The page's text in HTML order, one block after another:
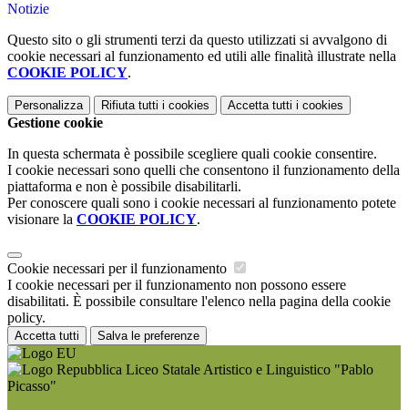
Notizie
Questo sito o gli strumenti terzi da questo utilizzati si avvalgono di
cookie necessari al funzionamento ed utili alle finalità illustrate nella
COOKIE POLICY.
Personalizza Rifiuta tutti i cookies Accetta tutti i cookies
Gestione cookie
In questa schermata è possibile scegliere quali cookie consentire.
I cookie necessari sono quelli che consentono il funzionamento della
piattaforma e non è possibile disabilitarli.
Per conoscere quali sono i cookie necessari al funzionamento potete
visionare la COOKIE POLICY.
Cookie necessari per il funzionamento
I cookie necessari per il funzionamento non possono essere
disabilitati. È possibile consultare l'elenco nella pagina della cookie
policy.
Accetta tutti Salva le preferenze
Liceo Statale Artistico e Linguistico "Pablo
Picasso"